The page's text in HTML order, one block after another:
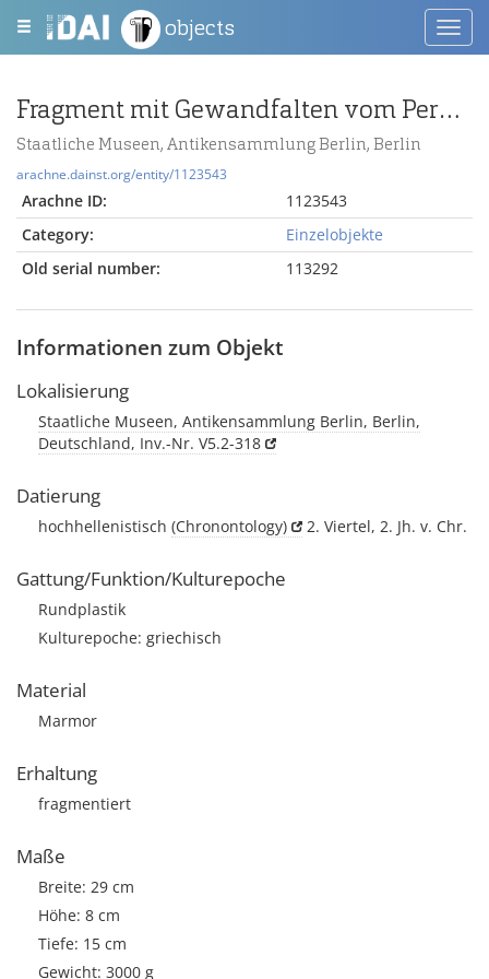
objects
Fragment mit Gewandfalten vom Pergamonaltar (Rundplastik oder Relief); Berlin:Relief / Statue (?), Fragment
Staatliche Museen, Antikensammlung Berlin, Berlin
arachne.dainst.org/entity/1123543
Arachne ID:
1123543
Category:
Einzelobjekte
Old serial number:
113292
Informationen zum Objekt
Lokalisierung
Staatliche Museen, Antikensammlung Berlin, Berlin,
Deutschland, Inv.-Nr. V5.2-318
Datierung
hochhellenistisch (Chronontology) 2. Viertel, 2. Jh. v. Chr.
Gattung/Funktion/Kulturepoche
Rundplastik
Kulturepoche: griechisch
Material
Marmor
Erhaltung
fragmentiert
Maße
Breite: 29 cm
Höhe: 8 cm
Tiefe: 15 cm
Gewicht: 3000 g